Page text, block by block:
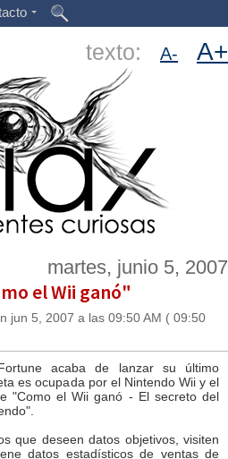
texto: A- A+
martes, junio 5, 2007
el Wii ganó"
jun 5, 2007 a las 09:50 AM ( 09:50
acaba de lanzar su último
es ocupada por el Nintendo Wii y el
"Como el Wii ganó - El secreto del
que deseen datos objetivos, visiten
datos estadísticos de ventas de